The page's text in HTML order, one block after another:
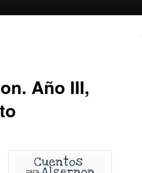
Año III,